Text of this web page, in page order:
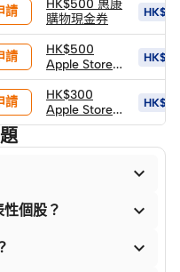
返現券 (*由華
泰發放)
請
HK$500 惠康
購物現金券
請
HK$500
Apple Store
禮品卡 +
1,888 HKD等
值BTC (由
OSL發放)
請
HK$300
Apple Store
禮品卡

個股？ 
